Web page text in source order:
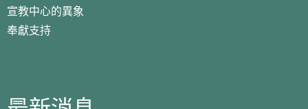
宣教中心的異象
奉獻支持